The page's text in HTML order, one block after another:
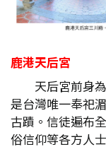
鹿港天后宮
天后宮前身
是台灣唯一奉祀
古蹟。信徒遍布
俗信仰等各方人